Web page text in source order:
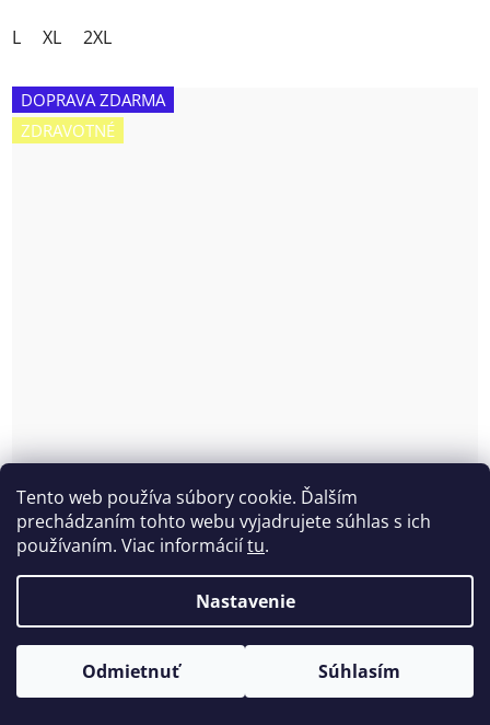
Tento web používa súbory cookie. Ďalším
prechádzaním tohto webu vyjadrujete súhlas s ich
používaním. Viac informáciítu.
Nastavenie
Odmietnuť Súhlasím
L XL 2XL
DOPRAVA ZDARMA
ZDRAVOTNÉ